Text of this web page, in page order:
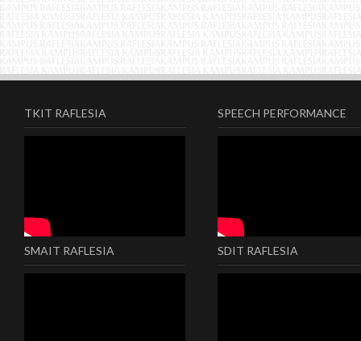
TKIT RAFLESIA
SMAIT RAFLESIA
SPEECH PERFORMANCE
SDIT RAFLESIA